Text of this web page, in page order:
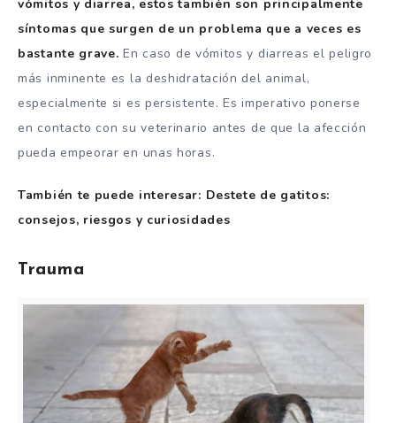
vómitos y diarrea, estos también son principalmente
síntomas que surgen de un problema que a veces es
bastante grave. En caso de vómitos y diarreas el peligro
más inminente es la deshidratación del animal,
especialmente si es persistente. Es imperativo ponerse
en contacto con su veterinario antes de que la afección
pueda empeorar en unas horas.
También te puede interesar: Destete de gatitos:
consejos, riesgos y curiosidades
Trauma